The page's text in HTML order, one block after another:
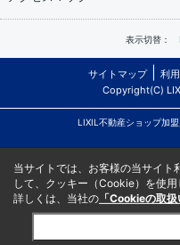
表示切替：
サイトマップ 利
Copyright(C)
LIXIL不動産ショップ加
当サイトでは、お客様の当サイト
して、クッキー（Cookie）を使用
詳しくは、当社の 「Cookieの取扱